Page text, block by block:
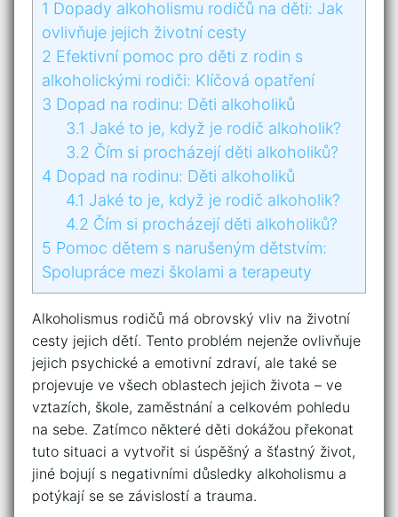
1 Dopady ⁣alkoholismu rodičů ‌na ‍děti: Jak
ovlivňuje jejich životní cesty
2 Efektivní pomoc pro děti z rodin s
alkoholickými rodiči: Klíčová opatření
3 Dopad na rodinu: Děti alkoholiků
3.1 Jaké to je, když je rodič alkoholik?
3.2 Čím si procházejí děti alkoholiků?
4 Dopad na rodinu: Děti alkoholiků
4.1 Jaké to je, když je rodič alkoholik?
4.2 Čím si procházejí děti alkoholiků?
5 Pomoc dětem s narušeným dětstvím:
⁢Spolupráce mezi školami a terapeuty
Alkoholismus rodičů má obrovský vliv na životní
cesty jejich⁤ dětí. Tento problém nejenže ovlivňuje⁤
jejich psychické a emotivní ⁢zdraví, ale také se
projevuje ve všech oblastech jejich života​ – ve
vztazích, škole, zaměstnání a celkovém pohledu
na ‍sebe. Zatímco některé děti dokážou překonat
tuto situaci a vytvořit si úspěšný a šťastný život,
jiné bojují s negativními důsledky alkoholismu ⁢a
potýkají ‍se se‍ závislostí a trauma.